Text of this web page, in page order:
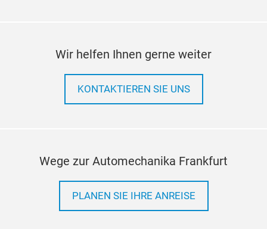
Wir helfen Ihnen gerne weiter
KONTAKTIEREN SIE UNS
Wege zur Automechanika Frankfurt
PLANEN SIE IHRE ANREISE